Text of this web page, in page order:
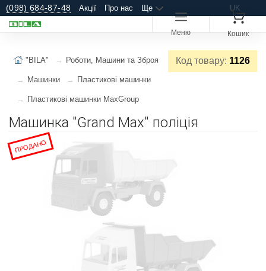
(098) 684-87-48 Акції Про нас Ще UK
Меню Кошик
Код товару: 1126
"BILA" Роботи, Машини та Зброя
Машинки Пластикові машинки
Пластикові машинки MaxGroup
Машинка "Grand Max" поліція
ПРОДАНО